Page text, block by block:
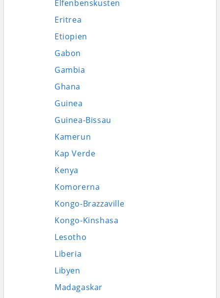
Elfenbenskusten
Eritrea
Etiopien
Gabon
Gambia
Ghana
Guinea
Guinea-Bissau
Kamerun
Kap Verde
Kenya
Komorerna
Kongo-Brazzaville
Kongo-Kinshasa
Lesotho
Liberia
Libyen
Madagaskar